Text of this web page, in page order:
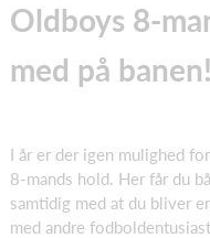
Oldboys 8-
med på banen!
I år er der igen mulighed
8-mands hold. Her får du
samtidig med at du bliver
med andre